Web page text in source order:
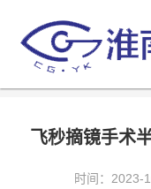
飞秒摘镜手术
时间：2023-